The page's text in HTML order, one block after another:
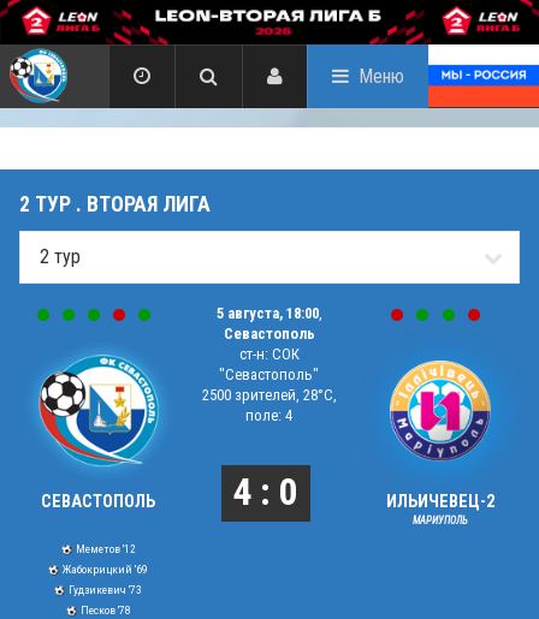
Меню
2 ТУР . ВТОРАЯ ЛИГА
СЕВАСТОПОЛЬ
Меметов '12
Жабокрицкий '69
Гудзикевич '73
Песков '78
5 августа, 18:00,
Севастополь
ст-н: СОК
"Севастополь"
2500 зрителей, 28°C,
поле: 4
4 : 0 ИЛЬИЧЕВЕЦ-2
МАРИУПОЛЬ